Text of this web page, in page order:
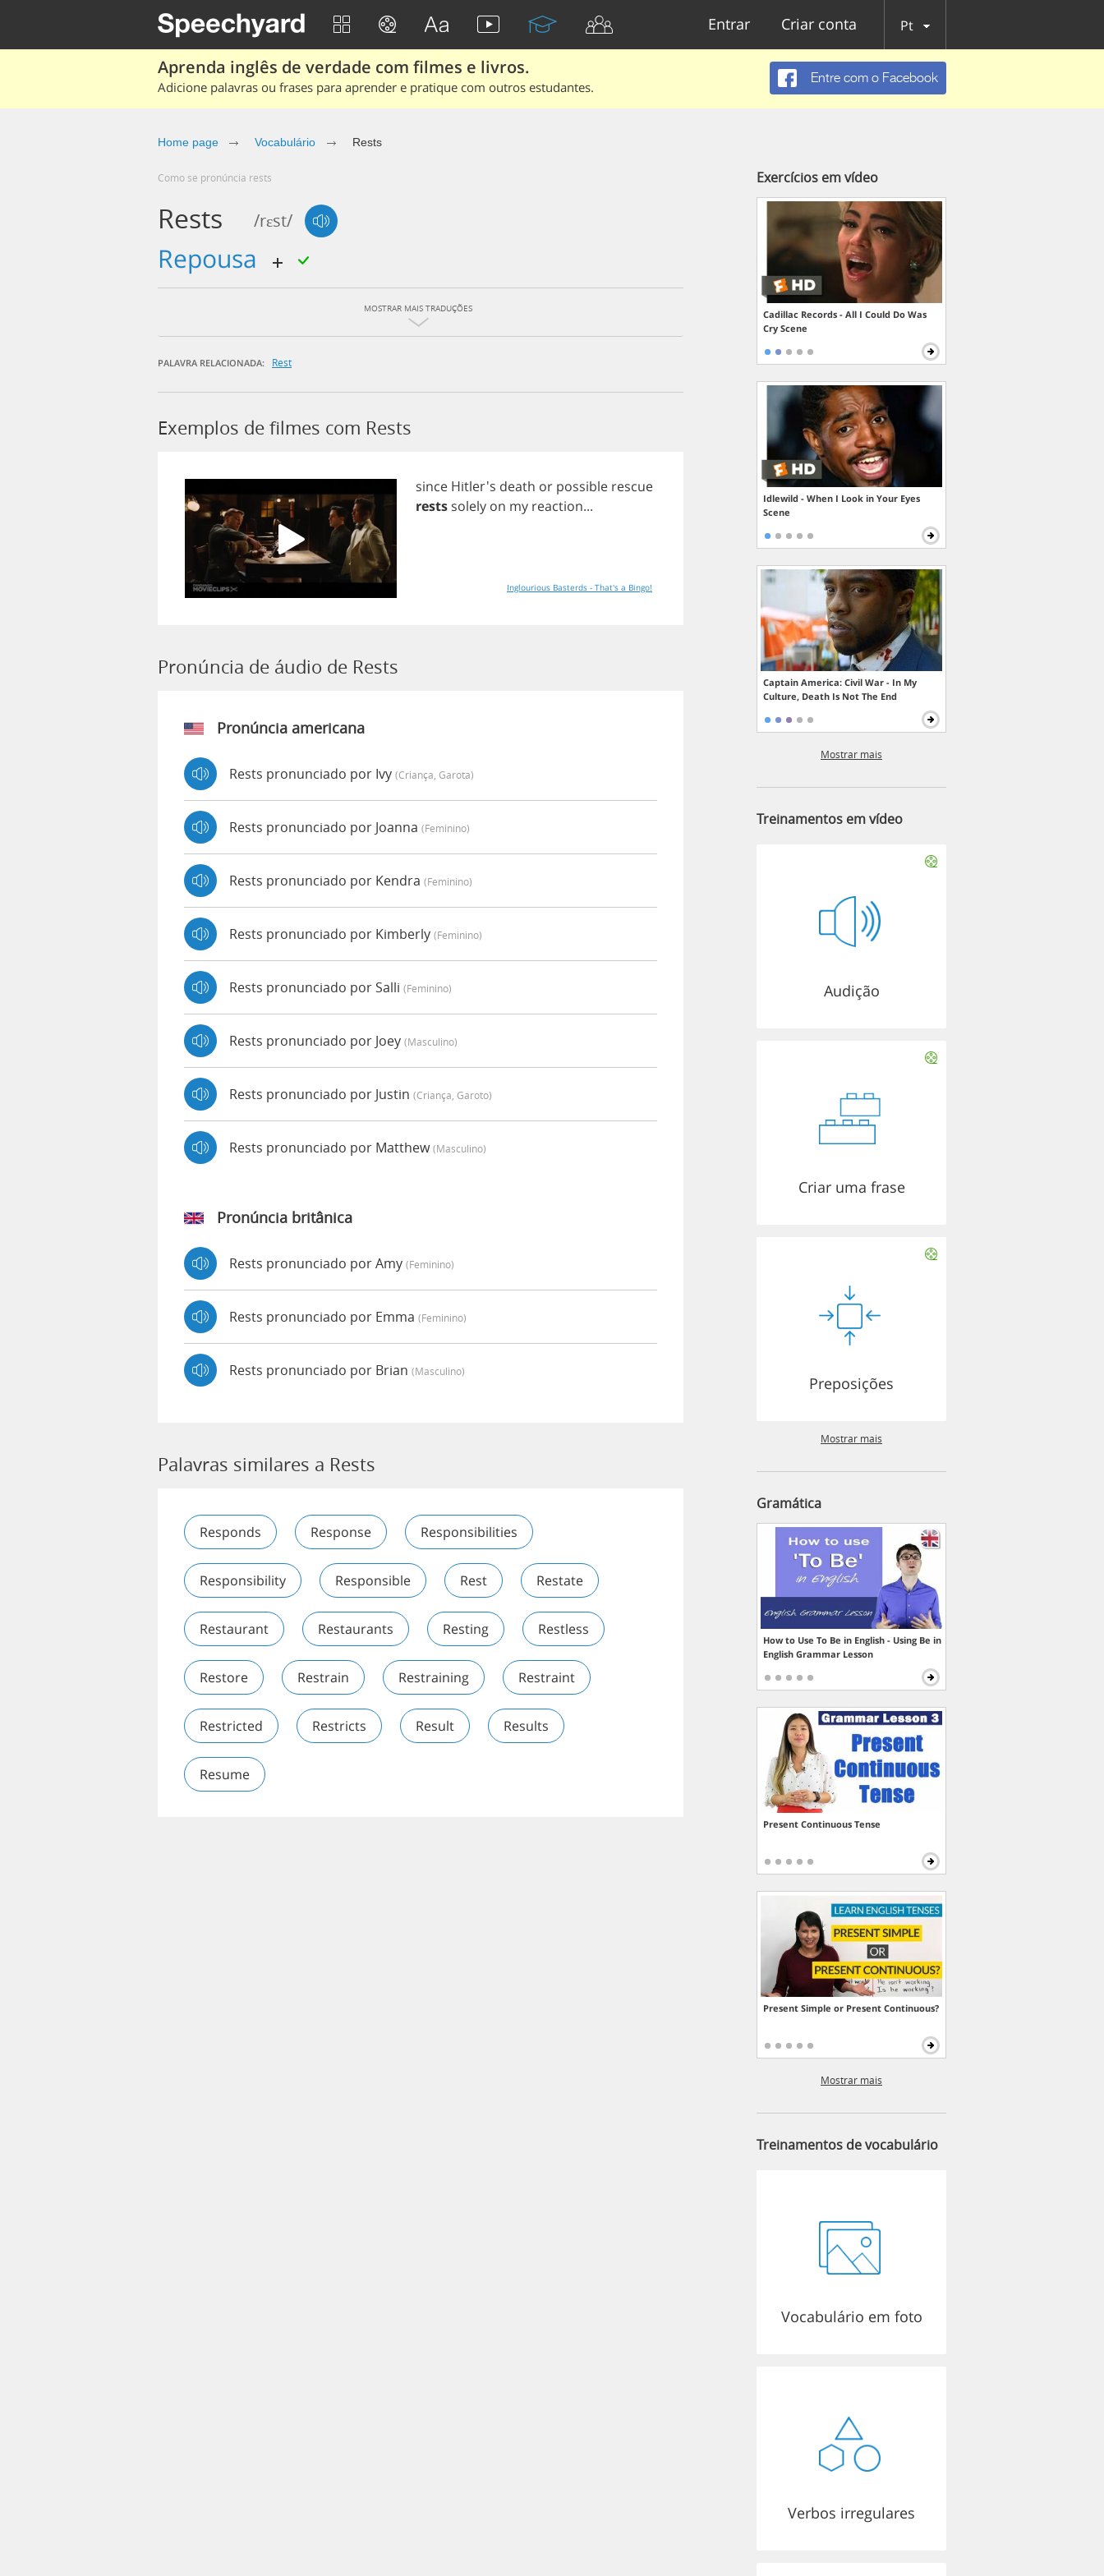
Entrar Criar conta Pt
Aprenda inglês de verdade com filmes e livros.
Adicione palavras ou frases para aprender e pratique com outros estudantes.
Entre com o Facebook
Home page Vocabulário Rests
Como se pronúncia rests
Rests /rɛst/
repousa
MOSTRAR MAIS TRADUÇÕES
PALAVRA RELACIONADA: Rest
Exemplos de filmes com Rests
since Hitler's death or possible rescue
rests solely on my reaction...
Inglourious Basterds - That's a Bingo!
Pronúncia de áudio de Rests
Pronúncia americana
Rests pronunciado por Ivy (criança, Garota)
Rests pronunciado por Joanna (feminino)
Rests pronunciado por Kendra (feminino)
Rests pronunciado por Kimberly (feminino)
Rests pronunciado por Salli (feminino)
Rests pronunciado por Joey (masculino)
Rests pronunciado por Justin (criança, Garoto)
Rests pronunciado por Matthew(masculino)
Pronúncia britânica
Rests pronunciado por Amy (feminino)
Rests pronunciado por Emma (feminino)
Rests pronunciado por Brian (masculino)
Palavras similares a Rests
Responds Response Responsibilities
Responsibility Responsible Rest Restate
Restaurant Restaurants Resting Restless
Restore Restrain Restraining Restraint
Restricted Restricts Result Results
Resume
Exercícios em vídeo
Cadillac Records - All I Could Do Was
Cry Scene
Idlewild - When I Look in Your Eyes
Scene
Captain America: Civil War - In My
Culture, Death Is Not The End
Mostrar mais
Treinamentos em vídeo
Audição
Criar uma frase
Preposições
Mostrar mais
Gramática
How to Use To Be in English - Using Be in
English Grammar Lesson
Present Continuous Tense
Present Simple or Present Continuous?
Mostrar mais
Treinamentos de vocabulário
Vocabulário em foto
Verbos irregulares